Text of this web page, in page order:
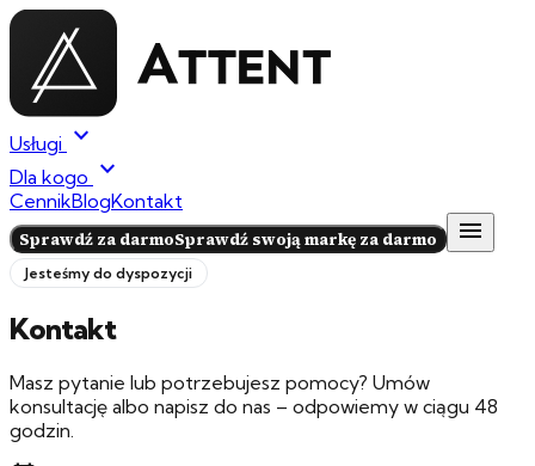
Usługi expand_more
Dla kogo expand_more
CennikBlogKontakt
Sprawdź za darmoSprawdź swoją markę za darmo menu
Jesteśmy do dyspozycji
Kontakt
Masz pytanie lub potrzebujesz pomocy? Umów
konsultację albo napisz do nas – odpowiemy w ciągu 48
godzin.